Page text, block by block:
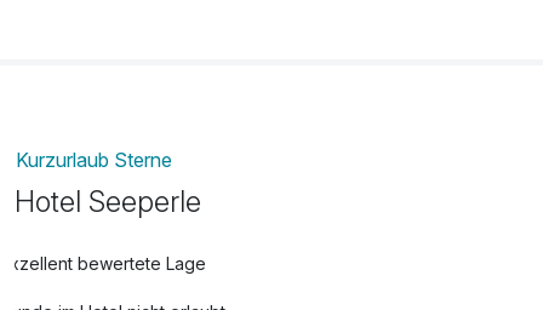
Kurzurlaub Sterne
Hotel Seeperle
Exzellent bewertete Lage